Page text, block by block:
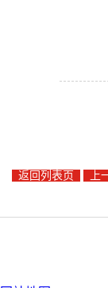
返回列表页 上